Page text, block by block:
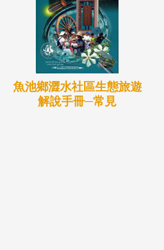
魚池鄉澀水社區生態旅遊
解說手冊─常見